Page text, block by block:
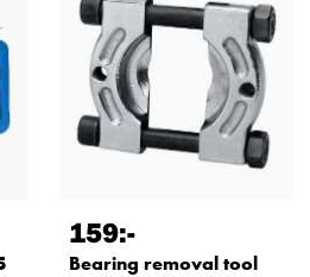
159:-
Bearing removal tool